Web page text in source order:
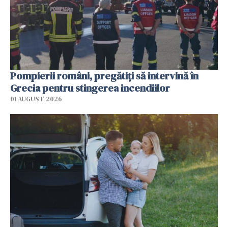
Pompierii români, pregătiţi să intervină în
Grecia pentru stingerea incendiilor
01 AUGUST 2026